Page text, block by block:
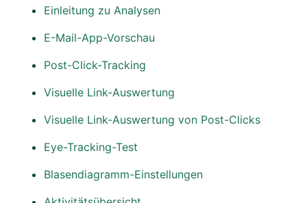
Einleitung zu Analysen
E-Mail-App-Vorschau
Post-Click-Tracking
Visuelle Link-Auswertung
Visuelle Link-Auswertung von Post-Clicks
Eye-Tracking-Test
Blasendiagramm-Einstellungen